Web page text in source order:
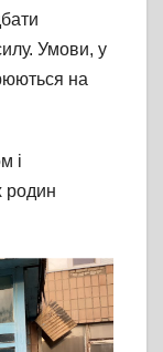
Умови, у
на
і
родин